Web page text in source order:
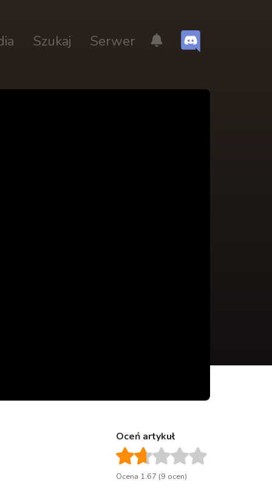
Szukaj Serwer
Oceń artykuł
Ocena 1.67 (9 ocen)